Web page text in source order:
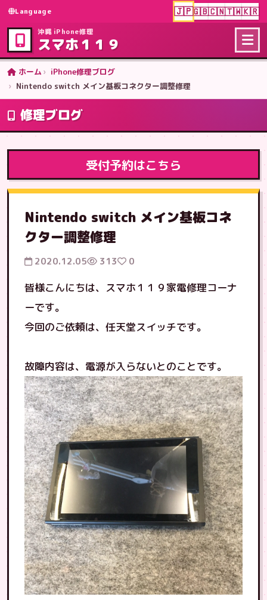
Language 🇯🇵🇬🇧🇨🇳🇹🇼🇰🇷
沖縄 iPhone修理
スマホ１１９
ホーム
iPhone修理ブログ
Nintendo switch メイン基板コネクター調整修理
修理ブログ
受付予約はこちら
Nintendo switch メイン基板コネ
クター調整修理
2020.12.05 313 0
皆様こんにちは、スマホ１１９家電修理コーナ
ーです。
今回のご依頼は、任天堂スイッチです。
故障内容は、電源が入らないとのことです。